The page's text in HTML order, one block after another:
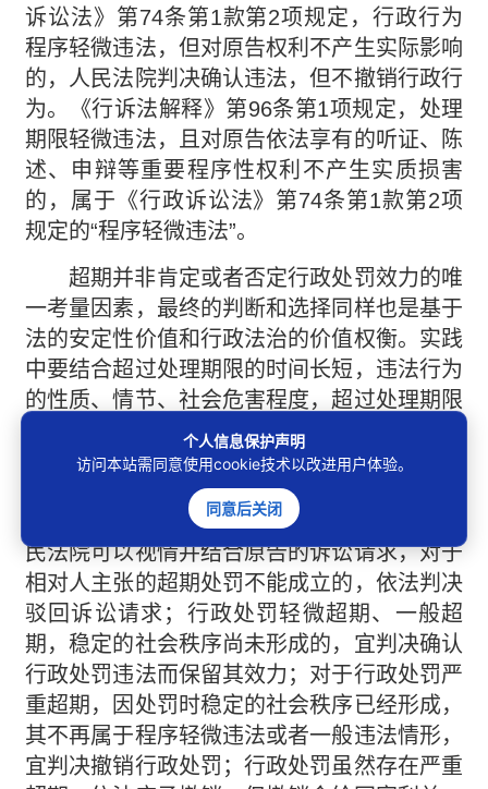
诉讼法》第74条第1款第2项规定，行政行为
程序轻微违法，但对原告权利不产生实际影响
的，人民法院判决确认违法，但不撤销行政行
为。《行诉法解释》第96条第1项规定，处理
期限轻微违法，且对原告依法享有的听证、陈
述、申辩等重要程序性权利不产生实质损害
的，属于《行政诉讼法》第74条第1款第2项
规定的“程序轻微违法”。
超期并非肯定或者否定行政处罚效力的唯
一考量因素，最终的判断和选择同样也是基于
法的安定性价值和行政法治的价值权衡。实践
中要结合超过处理期限的时间长短，违法行为
的性质、情节、社会危害程度，超过处理期限
的原因与责任，是否存在第三人，是否影响公
共利益与他人合法权益，相对人是否存在欺
骗、贿赂等不正当手段逃避行政处罚或者不配
合行政机关调查取证等因素进行综合判断。人
民法院可以视情并结合原告的诉讼请求，对于
相对人主张的超期处罚不能成立的，依法判决
驳回诉讼请求；行政处罚轻微超期、一般超
期，稳定的社会秩序尚未形成的，宜判决确认
行政处罚违法而保留其效力；对于行政处罚严
重超期，因处罚时稳定的社会秩序已经形成，
其不再属于程序轻微违法或者一般违法情形，
宜判决撤销行政处罚；行政处罚虽然存在严重
个人信息保护声明
访问本站需同意使用cookie技术以改进用户体验。
同意后关闭